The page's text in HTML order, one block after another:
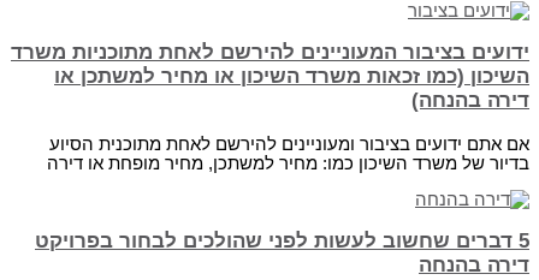
ידועים בציבור המעוניינים להירשם לאחת מתוכניות משרד
השיכון (כמו זכאות משרד השיכון או מחיר למשתכן או
דירה בהנחה)
אם אתם ידועים בציבור ומעוניינים להירשם לאחת מתוכנית הסיוע
בדיור של משרד השיכון כמו: מחיר למשתכן, מחיר מופחת או דירה
5 דברים שחשוב לעשות לפני שהולכים לבחור בפרויקט
דירה בהנחה